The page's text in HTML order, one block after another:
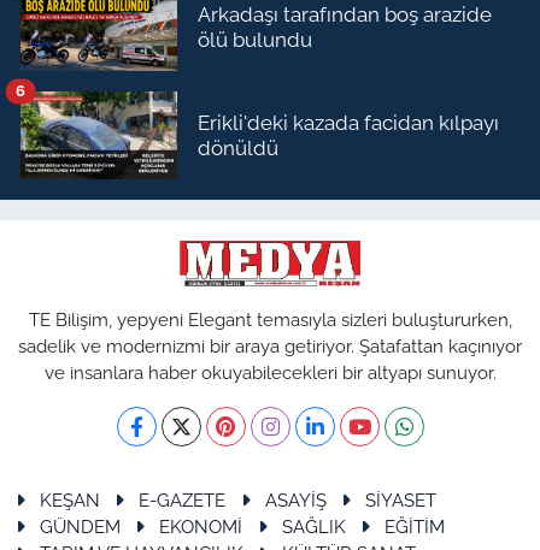
Arkadaşı tarafından boş arazide
ölü bulundu
Erikli'deki kazada facidan kılpayı
dönüldü
6
TE Bilişim, yepyeni Elegant temasıyla sizleri buluştururken,
sadelik ve modernizmi bir araya getiriyor. Şatafattan kaçınıyor
ve insanlara haber okuyabilecekleri bir altyapı sunuyor.
KEŞAN E-GAZETE ASAYİŞ
SİYASET
GÜNDEM
EKONOMİ SAĞLIK
EĞİTİM